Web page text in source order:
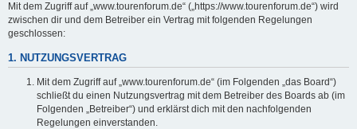
Mit dem Zugriff auf „www.tourenforum.de“ („https://www.tourenforum.de“) wird
zwischen dir und dem Betreiber ein Vertrag mit folgenden Regelungen
geschlossen:
1. NUTZUNGSVERTRAG
Mit dem Zugriff auf „www.tourenforum.de“ (im Folgenden „das Board“)
schließt du einen Nutzungsvertrag mit dem Betreiber des Boards ab (im
Folgenden „Betreiber“) und erklärst dich mit den nachfolgenden
Regelungen einverstanden.